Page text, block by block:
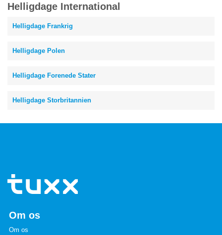
Helligdage International
Helligdage Frankrig
Helligdage Polen
Helligdage Forenede Stater
Helligdage Storbritannien
Om os
Om os